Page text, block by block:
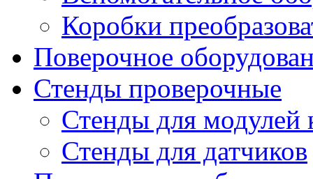
Коробки
Поверочное
Стенды проверочные
Стенды для модулей
Стенды для датчиков